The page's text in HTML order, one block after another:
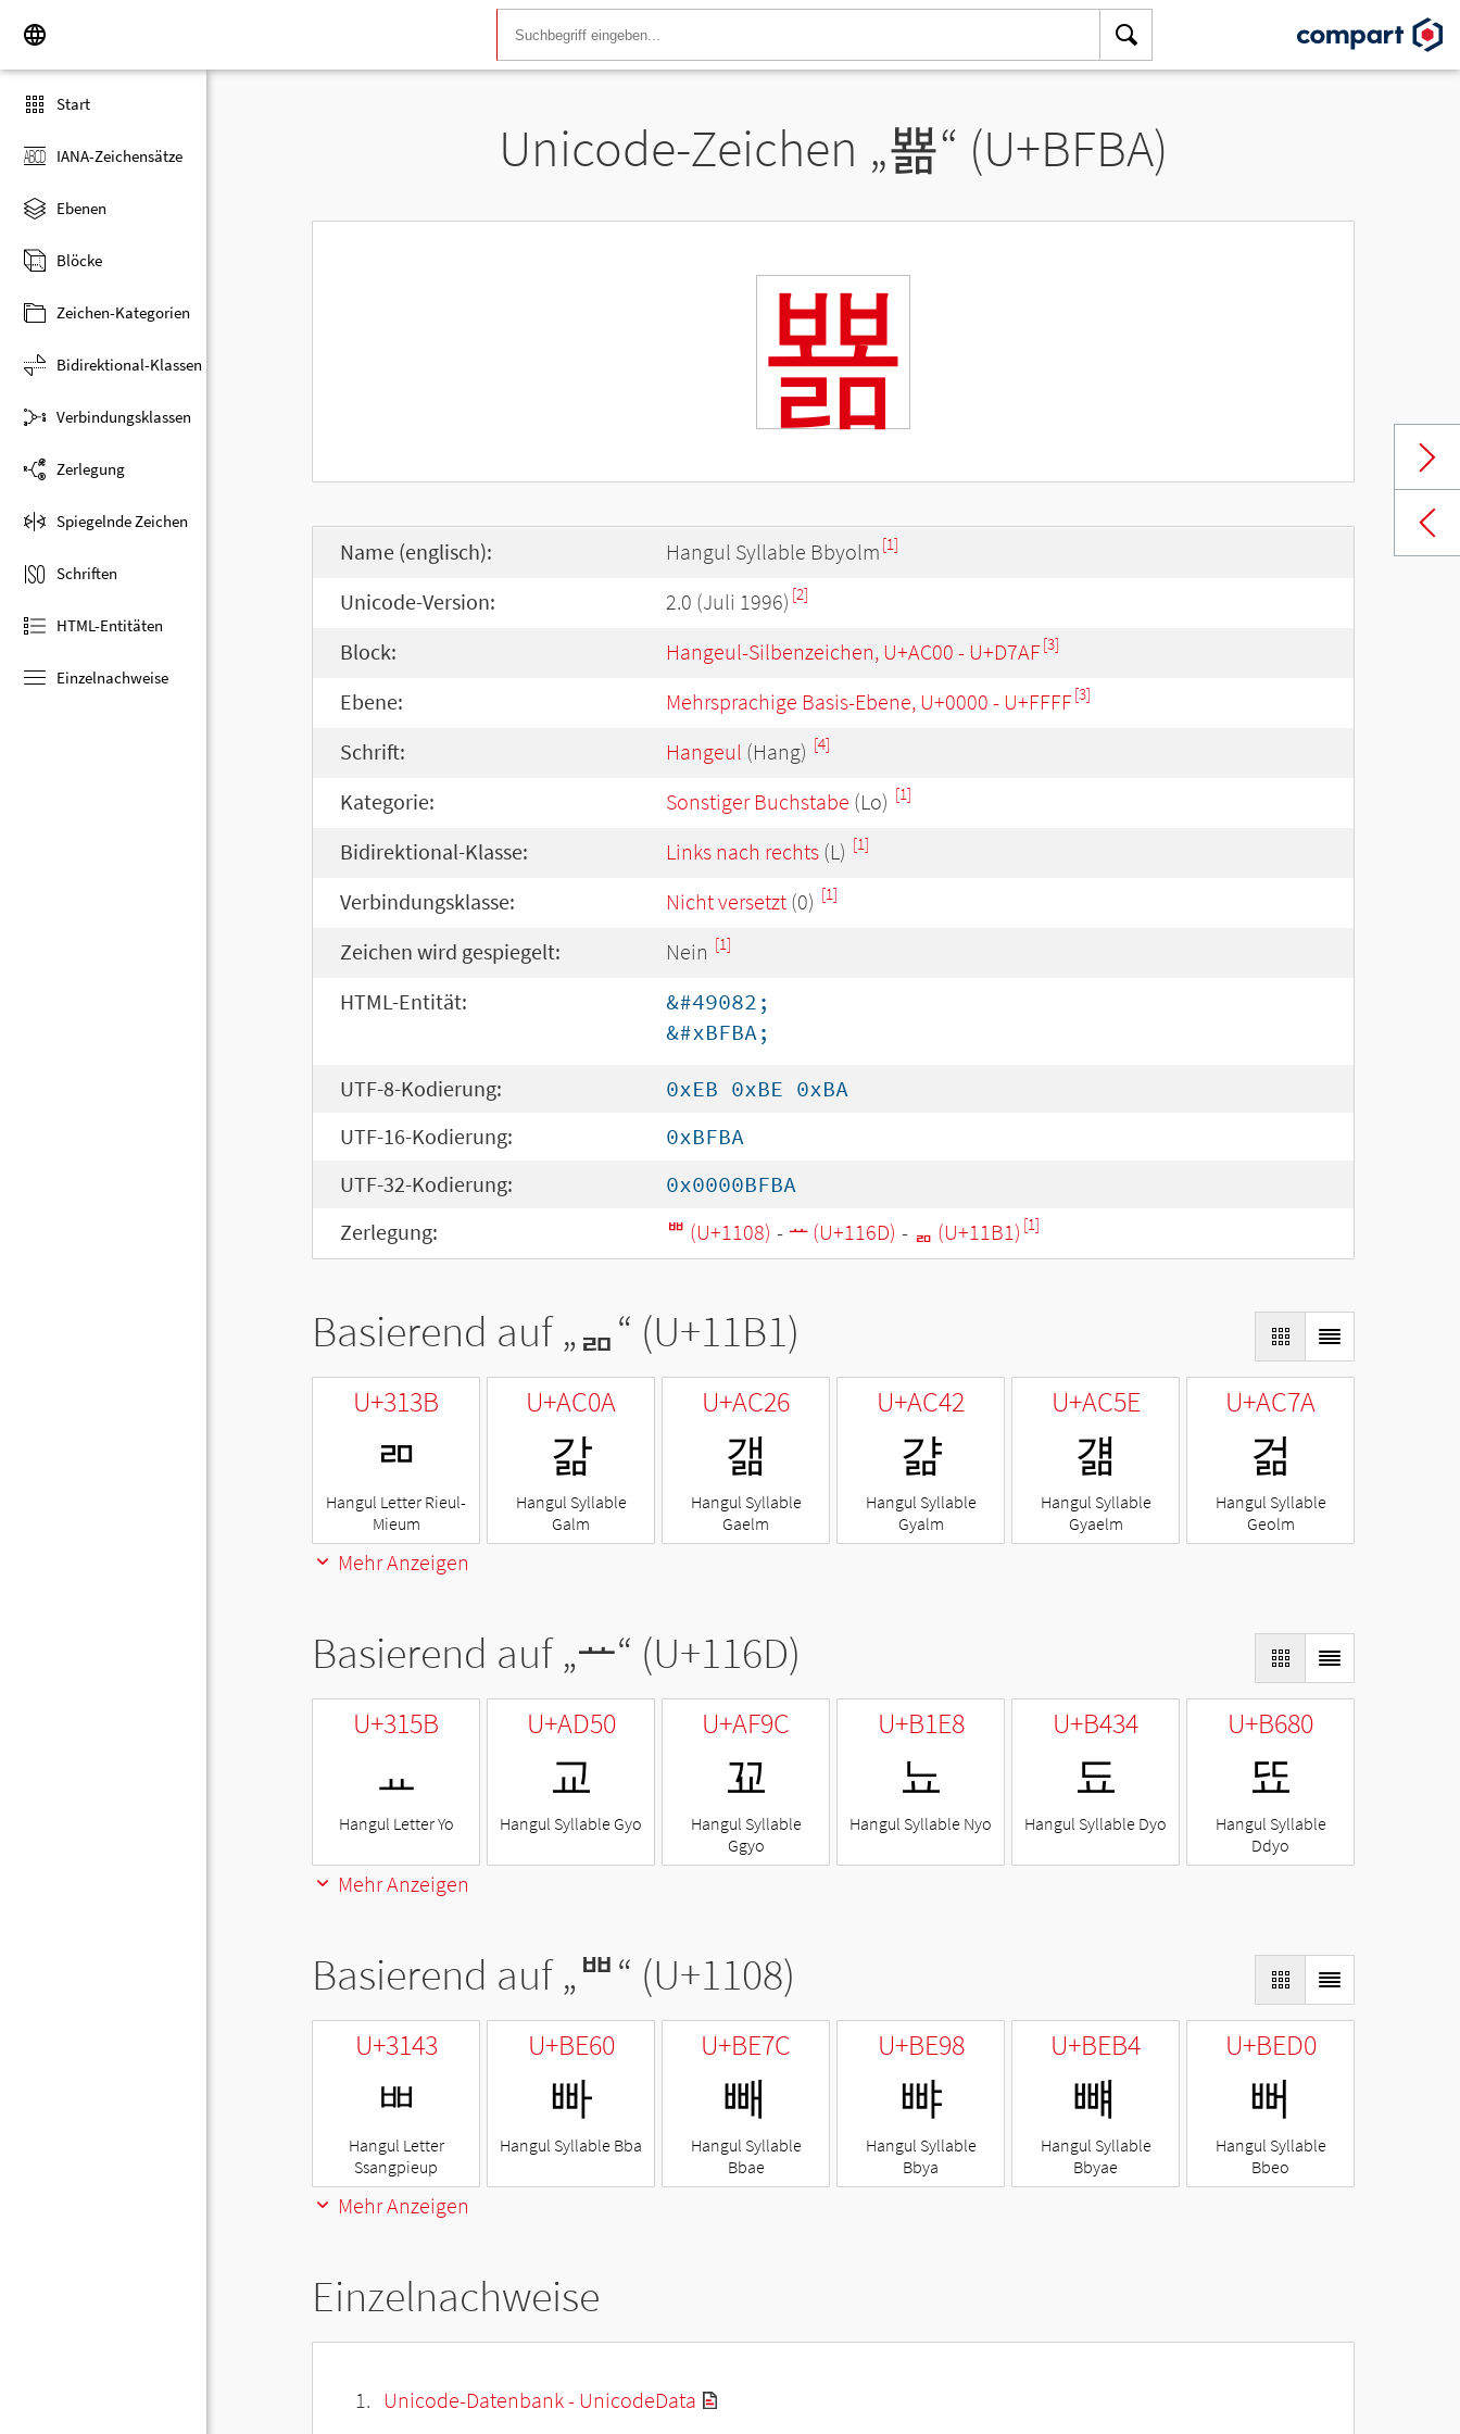
Start
IANA-Zeichensätze
Ebenen
Blöcke
Zeichen-Kategorien
Bidirektional-Klassen
Verbindungsklassen
Zerlegung
Spiegelnde Zeichen
Schriften
HTML-Entitäten
Einzelnachweise
Unicode-Zeichen „뾺“ (U+BFBA)
뾺
Name (englisch): Hangul Syllable Bbyolm [1]
Unicode-Version: 2.0 (Juli 1996) [2]
Block: Hangeul-Silbenzeichen, U+AC00 - U+D7AF[3]
Ebene: Mehrsprachige Basis-Ebene, U+0000 - U+FFFF[3]
Schrift: Hangeul (Hang) [4]
Kategorie: Sonstiger Buchstabe (Lo) [1]
Bidirektional-Klasse: Links nach rechts (L) [1]
Verbindungsklasse: Nicht versetzt (0) [1]
Zeichen wird gespiegelt: Nein [1]
HTML-Entität:
&#49082;
&#xBFBA;
UTF-8-Kodierung:
0xEB 0xBE 0xBA
UTF-16-Kodierung:
0xBFBA
UTF-32-Kodierung:
0x0000BFBA
Zerlegung:
ᄈ (U+1108) - ᅭ (U+116D) - ᆱ (U+11B1) [1]
Basierend auf „ᆱ“ (U+11B1)
U+313B
ㄻ
Hangul Letter Rieul-
Mieum
U+AC0A
갊
Hangul Syllable
Galm
U+AC26
갦
Hangul Syllable
Gaelm
U+AC42
걂
Hangul Syllable
Gyalm
U+AC5E
걞
Hangul Syllable
Gyaelm
U+AC7A
걺
Hangul Syllable
Geolm
Mehr Anzeigen
Basierend auf „ᅭ“ (U+116D)
U+315B
ㅛ
Hangul Letter Yo
U+AD50
교
Hangul Syllable Gyo
U+AF9C
꾜
Hangul Syllable
Ggyo
U+B1E8
뇨
Hangul Syllable Nyo
U+B434
됴
Hangul Syllable Dyo
U+B680
뚀
Hangul Syllable
Ddyo
Mehr Anzeigen
Basierend auf „ᄈ“ (U+1108)
U+3143
ㅃ
Hangul Letter
Ssangpieup
U+BE60
빠
Hangul Syllable Bba
U+BE7C
빼
Hangul Syllable
Bbae
U+BE98
뺘
Hangul Syllable
Bbya
U+BEB4
뺴
Hangul Syllable
Bbyae
U+BED0
뻐
Hangul Syllable
Bbeo
Mehr Anzeigen
Einzelnachweise
Unicode-Datenbank - UnicodeData